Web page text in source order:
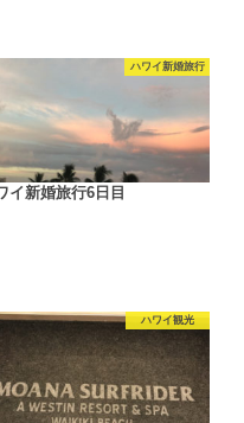
ハワイ新婚旅行
イ新婚旅行6日目
ハワイ観光